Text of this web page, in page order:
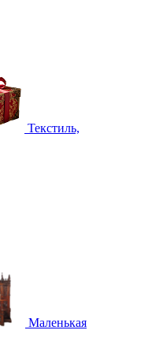
Текстиль,
Маленькая